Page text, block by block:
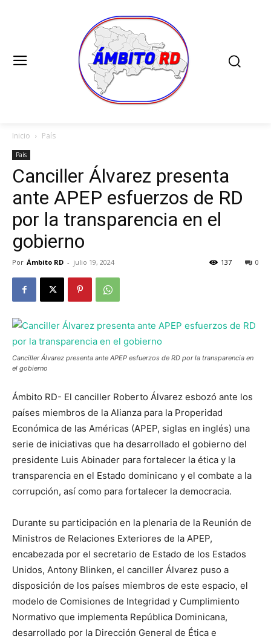
Inicio País
País
Canciller Álvarez presenta
ante APEP esfuerzos de RD
por la transparencia en el
gobierno
Por Ámbito RD - julio 19, 2024 0
137
Canciller Álvarez presenta ante APEP esfuerzos de RD por la transparencia en
el gobierno
Ámbito RD- El canciller Roberto Álvarez esbozó ante los
países miembros de la Alianza para la Properidad
Económica de las Américas (APEP, siglas en inglés) una
serie de iniciativas que ha desarrollado el gobierno del
presidente Luis Abinader para fortalecer la ética y la
transparencia en el Estado dominicano y el combate a la
corrupción, así como para fortalecer la democracia.
Durante su participación en la plenaria de la Reunión de
Ministros de Relaciones Exteriores de la APEP,
encabezada por el secretario de Estado de los Estados
Unidos, Antony Blinken, el canciller Álvarez puso a
disposición de los países miembros de este espacio, el
modelo de Comisiones de Integridad y Cumplimiento
Normativo que implementa República Dominicana,
desarrollado por la Dirección General de Ética e